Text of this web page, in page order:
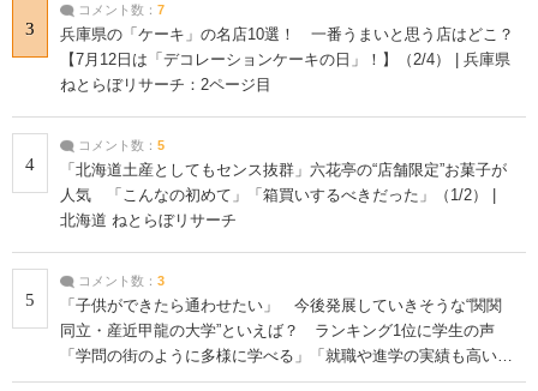
3
コメント数： 7
兵庫県の「ケーキ」の名店10選！ 一番うまいと思う店はどこ？
【7月12日は「デコレーションケーキの日」！】（2/4） | 兵庫県
ねとらぼリサーチ：2ページ目
4
コメント数： 5
「北海道土産としてもセンス抜群」六花亭の“店舗限定”お菓子が
人気 「こんなの初めて」「箱買いするべきだった」（1/2） |
北海道 ねとらぼリサーチ
5
コメント数： 3
「子供ができたら通わせたい」 今後発展していきそうな“関関
同立・産近甲龍の大学”といえば？ ランキング1位に学生の声
「学問の街のように多様に学べる」「就職や進学の実績も高い」
| 大学 ねとらぼリサーチ